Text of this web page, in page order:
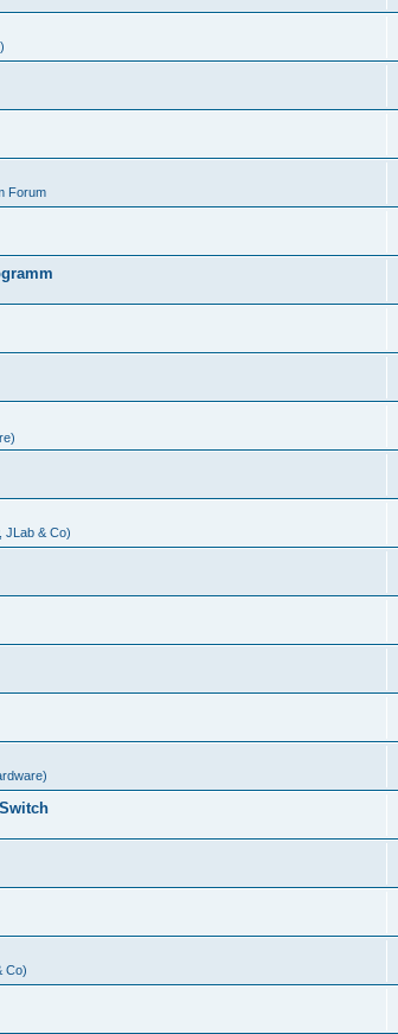
Forum
JLab & Co)
Co)